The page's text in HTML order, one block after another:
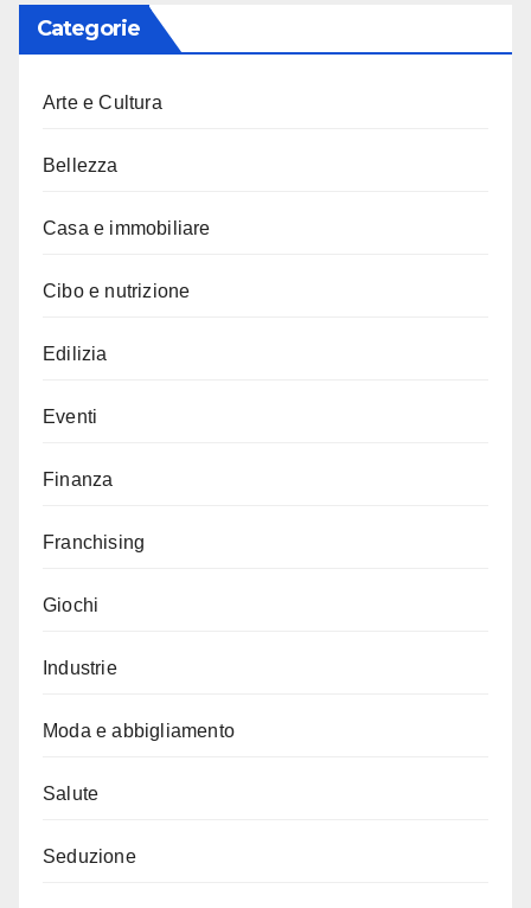
Categorie
Arte e Cultura
Bellezza
Casa e immobiliare
Cibo e nutrizione
Edilizia
Eventi
Finanza
Franchising
Giochi
Industrie
Moda e abbigliamento
Salute
Seduzione